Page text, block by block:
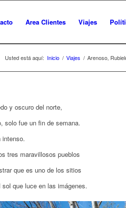
Area Clientes Viajes
Usted está aquí: Inicio / Viajes / Arenoso,
y oscuro del norte,
solo fue un fin de semana.
intenso.
tres maravillosos pueblos
que es uno de los sitios
que luce en las imágenes.